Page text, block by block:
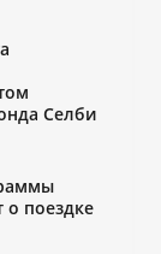
Селби
о поездке